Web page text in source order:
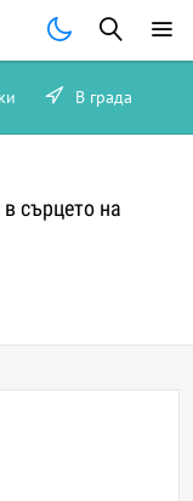
В града
сърцето на